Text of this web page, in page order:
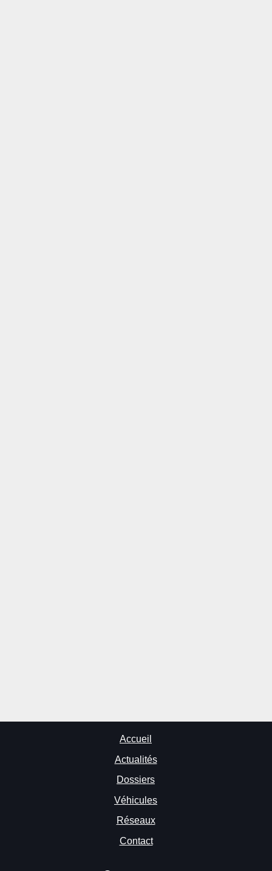
Accueil
Actualités
Dossiers
Véhicules
Réseaux
Contact